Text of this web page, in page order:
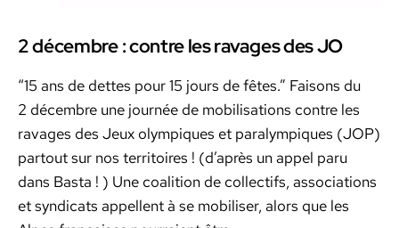
2 décembre : contre les ravages des JO
“15 ans de dettes pour 15 jours de fêtes.” Faisons du
2 décem­bre une journée de mobil­i­sa­tions con­tre les
rav­ages des Jeux olympiques et par­a­lympiques (JOP)
partout sur nos ter­ri­toires ! (d’après un appel paru
dans Bas­ta ! ) Une coali­tion de col­lec­tifs, asso­ci­a­tions
et syn­di­cats appel­lent à se mobilis­er, alors que les